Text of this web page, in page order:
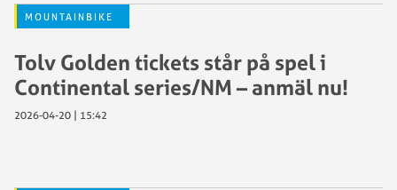
MOUNTAINBIKE
Tolv Golden tickets står på spel i
Continental series/NM – anmäl nu!
2026-04-20 | 15:42